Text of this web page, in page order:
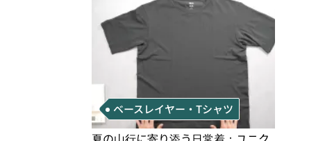
ベースレイヤー・Tシャツ